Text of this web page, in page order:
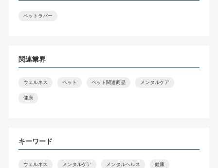
ペットラバー
関連業界
ウェルネス ペット ペット関連商品 メンタルケア
健康
キーワード
ウェルネス メンタルケア メンタルヘルス 健康